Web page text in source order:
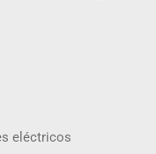
eléctricos